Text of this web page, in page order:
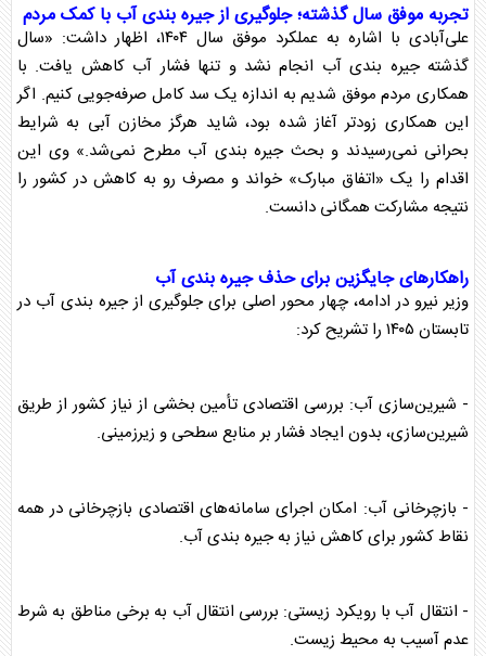
تجربه موفق سال گذشته؛ جلوگیری ازجیره بندی آب با کمک مردم
علی‌آبادی با اشاره به عملکرد موفق سال ۱۴۰۴، اظهار داشت: «سال
گذشتهجیره بندی آب انجام نشد و تنها فشار آب کاهش یافت. با
همکاری مردم موفق شدیم به اندازه یک سد کامل صرفه‌جویی کنیم. اگر
این همکاری زودتر آغاز شده بود، شاید هرگز مخازن آبی به شرایط
بحرانی نمی‌رسیدند و بحثجیره بندی آب مطرح نمی‌شد.» وی این
اقدام را یک «اتفاق مبارک» خواند و مصرف رو به کاهش در کشور را
نتیجه مشارکت همگانی دانست.
راهکار‌های جایگزین برای حذفجیره بندی آب
وزیر نیرو در ادامه، چهار محور اصلی برای جلوگیری ازجیره بندی آب در
تابستان
- شیرین‌سازی آب: بررسی اقتصادی تأمین بخشی از نیاز کشور از طریق
شیرین‌سازی، بدون ایجاد فشار بر منابع سطحی و زیرزمینی.
- بازچرخانی آب: امکان اجرای سامانه‌های اقتصادی بازچرخانی در همه
نقاط کشور برای کاهش نیاز بهجیره بندی آب.
- انتقال آب با رویکرد زیستی: بررسی انتقال آب به برخی مناطق به شرط
عدم آسیب به محیط زیست.